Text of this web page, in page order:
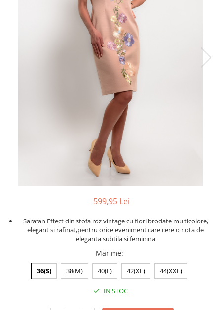
599,95 Lei
Sarafan Effect din stofa roz vintage cu flori brodate multicolore,
elegant si rafinat,pentru orice eveniment care cere o nota de
eleganta subtila si feminina
Marime:
36(S) 38(M) 40(L) 42(XL) 44(XXL)
IN STOC